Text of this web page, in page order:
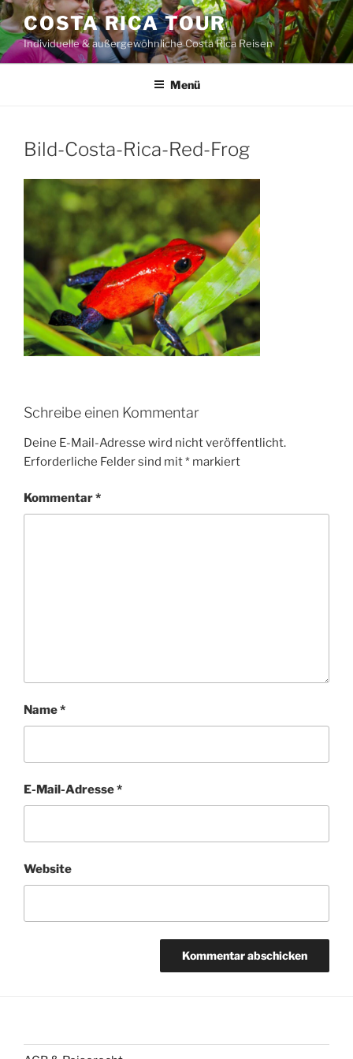
Zum
Inhalt
springen
COSTA RICA TOUR
Individuelle & außergewöhnliche Costa Rica Reisen
Menü
Bild-Costa-Rica-Red-Frog
Schreibe einen Kommentar
Deine E-Mail-Adresse wird nicht veröffentlicht.
Erforderliche Felder sind mit* markiert
Kommentar*
Name*
E-Mail-Adresse*
Website